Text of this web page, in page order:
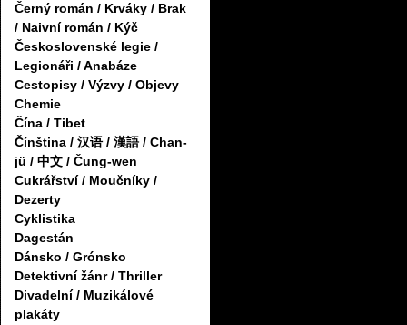
Černý román / Krváky / Brak
/ Naivní román / Kýč
Československé legie /
Legionáři / Anabáze
Cestopisy / Výzvy / Objevy
Chemie
Čína / Tibet
Čínština / 汉语 / 漢語 / Chan-
jü / 中文 / Čung-wen
Cukrářství / Moučníky /
Dezerty
Cyklistika
Dagestán
Dánsko / Grónsko
Detektivní žánr / Thriller
Divadelní / Muzikálové
plakáty